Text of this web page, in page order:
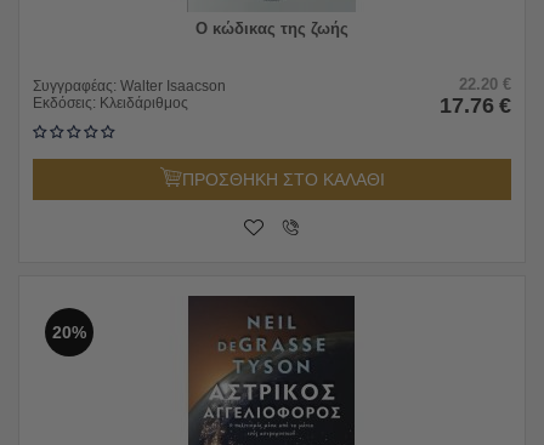
Ο κώδικας της ζωής
Συγγραφέας: Walter Isaacson
Εκδόσεις: Κλειδάριθμος
22.20 €
17.76 €
ΠΡΟΣΘΗΚΗ ΣΤΟ ΚΑΛΑΘΙ
20%